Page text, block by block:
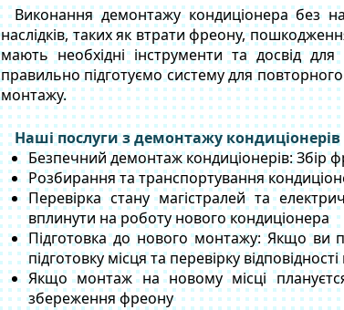
Виконання демонтажу кондиціонера без
наслідків, таких як втрати фреону,
мають необхідні інструменти та досвід
правильно підготуємо систему для
монтажу.
Наші послуги з демонтажу
Безпечний демонтаж кондиціонерів: Збір
Розбирання та транспортування
Перевірка стану магістралей та
вплинути на роботу нового кондиціонера
Підготовка до нового монтажу: Якщо ви
підготовку місця та перевірку відповідності
Якщо монтаж на новому місці
збереження фреону